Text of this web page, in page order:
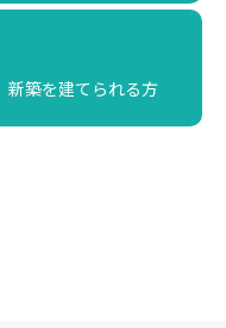
新築を建てられる方